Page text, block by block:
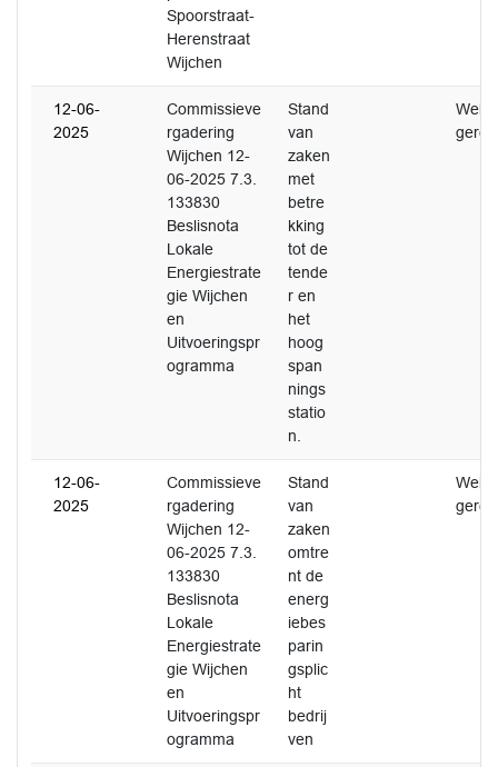
Spoorstraat-
Herenstraat
Wijchen
12-06-
2025
Commissieve
rgadering
Wijchen 12-
06-2025 7.3.
133830
Beslisnota
Lokale
Energiestrate
gie Wijchen
en
Uitvoeringspr
ogramma
Stand
van
zaken
met
betre
kking
tot de
tende
r en
het
hoog
span
nings
statio
n.
Wel
12-06-
2025
Commissieve
rgadering
Wijchen 12-
06-2025 7.3.
133830
Beslisnota
Lokale
Energiestrate
gie Wijchen
en
Uitvoeringspr
ogramma
Stand
van
zaken
omtre
nt de
energ
iebes
parin
gsplic
ht
bedrij
ven
Wel